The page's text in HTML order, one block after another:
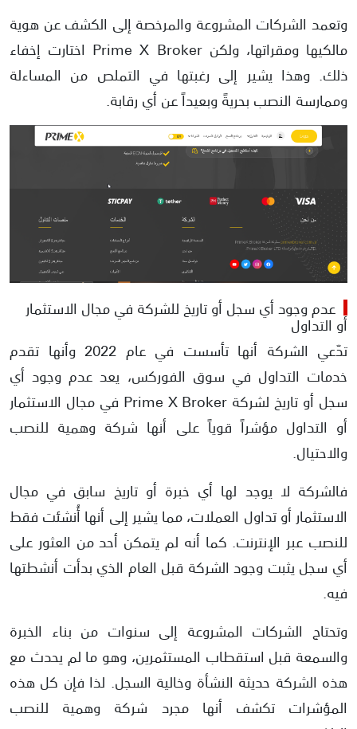
وتعمد الشركات المشروعة والمرخصة إلى الكشف عن هوية
مالكيها ومقراتها، ولكن Prime X Broker اختارت إخفاء
ذلك. وهذا يشير إلى رغبتها في التملص من المساءلة
وممارسة النصب بحريةً وبعيداً عن أي رقابة.
عدم وجود أي سجل أو تاريخ للشركة في مجال الاستثمار
أو التداول
تدّعي الشركة أنها تأسست في عام 2022 وأنها تقدم
خدمات التداول في سوق الفوركس، يعد عدم وجود أي
سجل أو تاريخ لشركة Prime X Broker في مجال الاستثمار
أو التداول مؤشراً قوياً على أنها شركة وهمية للنصب
والاحتيال.
فالشركة لا يوجد لها أي خبرة أو تاريخ سابق في مجال
الاستثمار أو تداول العملات، مما يشير إلى أنها أُنشئت فقط
للنصب عبر الإنترنت. كما أنه لم يتمكن أحد من العثور على
أي سجل يثبت وجود الشركة قبل العام الذي بدأت أنشطتها
فيه.
وتحتاج الشركات المشروعة إلى سنوات من بناء الخبرة
والسمعة قبل استقطاب المستثمرين، وهو ما لم يحدث مع
هذه الشركة حديثة النشأة وخالية السجل. لذا فإن كل هذه
المؤشرات تكشف أنها مجرد شركة وهمية للنصب